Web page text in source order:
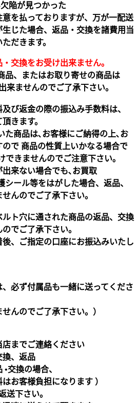
陥が見つかった
を払っておりますが、万が一配送
じた場合、返品・交換を諸費用当
だきます。
交換をお受け出来ません｡
品、またはお取り寄せの商品は
来ませんのでご了承下さい。
び返金の際の振込み手数料は、
きます。
た商品は､お客様にご納得の上､お
で 商品の性質上いかなる場合で
できませんのでご注意下さい｡
来ない場合でも､お買取
ール等をはがした場合、返品、
んのでご了承下さい。
ト穴に通された商品の返品、交換
でご了承下さい。
、ご指定の口座にお振込みいたし
必ず付属品も一緒に送ってくださ
んのでご了承下さい。）
までご連絡ください
換、返品
交換の場合、
お客様負担になります ）
送下さい。